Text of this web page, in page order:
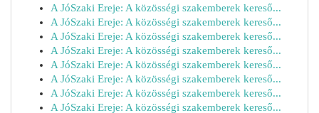
A JóSzaki Ereje: A közösségi szakemberek kereső...
A JóSzaki Ereje: A közösségi szakemberek kereső...
A JóSzaki Ereje: A közösségi szakemberek kereső...
A JóSzaki Ereje: A közösségi szakemberek kereső...
A JóSzaki Ereje: A közösségi szakemberek kereső...
A JóSzaki Ereje: A közösségi szakemberek kereső...
A JóSzaki Ereje: A közösségi szakemberek kereső...
A JóSzaki Ereje: A közösségi szakemberek kereső...